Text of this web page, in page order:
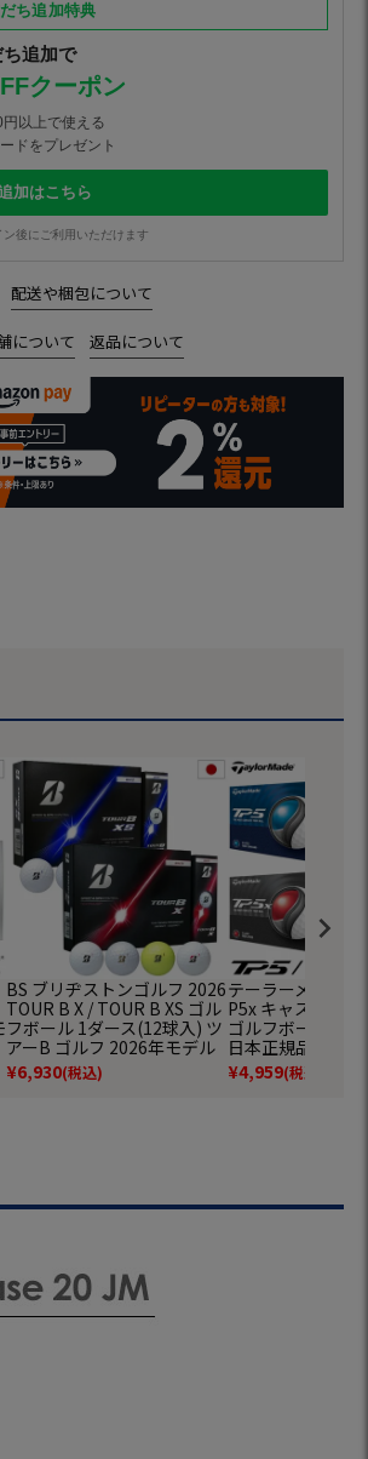
ち追加特典
追加で
クーポン
以上で使える
ドをプレゼント
加はこちら
後にご利用いただけます
配送や梱包について
について 返品について
BS ブリヂストンゴルフ 2026
TOUR B X / TOUR B XS ゴル
フボール 1ダース(12球入) ツ
アーB ゴルフ 2026年モデル
BRIDGESTONE GOLF 日本
正規品
¥6,930(税込)
テーラーメイド
P5x キャストウ
ゴルフボール 1ダ
日本正規品
¥4,959(税込)